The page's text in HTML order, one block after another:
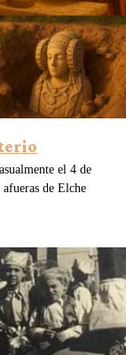
el 4 de
de Elche